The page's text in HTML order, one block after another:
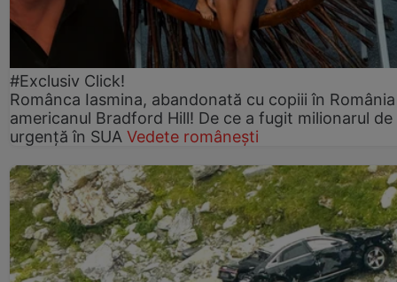
#Exclusiv Click!
Românca Iasmina, abandonată cu copiii în
americanul Bradford Hill! De ce a fugit milionarul de
urgență în SUA Vedete românești